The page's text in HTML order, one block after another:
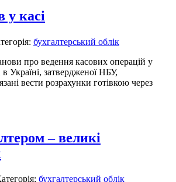
у касі
бухгалтерський облік
про ведення касових операцій у
в Україні, затвердженої НБУ,
вести розрахунки готівкою через
– великі
бухгалтерський облік